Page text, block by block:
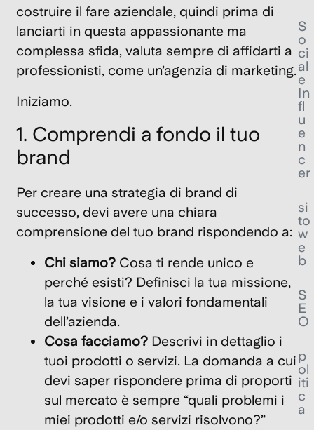
costruire il fare aziendale, quindi prima di
lanciarti in questa appassionante ma
complessa sfida, valuta sempre di affidarti a
professionisti, come un’agenzia di marketing.
Iniziamo.
1. Comprendi a fondo il tuo
brand
Per creare una strategia di brand di
successo, devi avere una chiara
comprensione del tuo brand rispondendo a:
Chi siamo? Cosa ti rende unico e
perché esisti? Definisci la tua missione,
la tua visione e i valori fondamentali
dell’azienda.
Cosa facciamo? Descrivi in dettaglio i
tuoi prodotti o servizi. La domanda a cui
devi saper rispondere prima di proporti
sul mercato è sempre “quali problemi i
miei prodotti e/o servizi risolvono?”
S
o
ci
al
e
In
fl
u
e
n
c
er
si
to
w
e
b
S
E
O
p
ol
iti
c
a